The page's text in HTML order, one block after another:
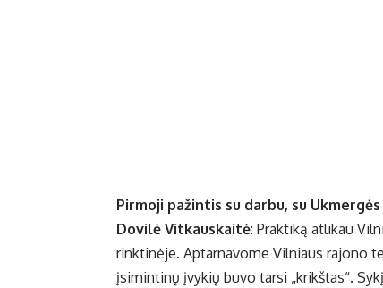
Pirmoji pažintis su darbu, su
Dovilė Vitkauskaitė: Praktiką atlikau
rinktinėje. Aptarnavome Vilniaus rajono
įsimintinų įvykių buvo tarsi „krikštas“.